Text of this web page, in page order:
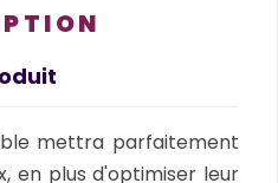
mettra parfaitement
en plus d'optimiser leur